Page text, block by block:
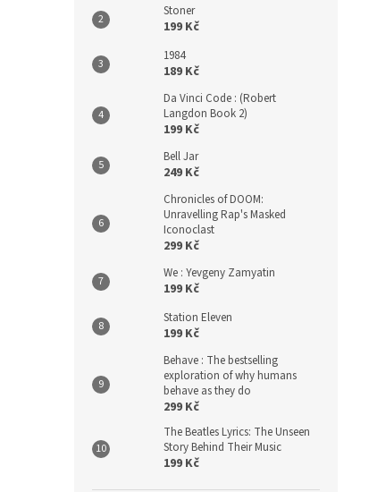
Stoner
199 Kč
1984
189 Kč
Da Vinci Code : (Robert
Langdon Book 2)
199 Kč
Bell Jar
249 Kč
Chronicles of DOOM:
Unravelling Rap's Masked
Iconoclast
299 Kč
We : Yevgeny Zamyatin
199 Kč
Station Eleven
199 Kč
Behave : The bestselling
exploration of why humans
behave as they do
299 Kč
The Beatles Lyrics: The Unseen
Story Behind Their Music
199 Kč